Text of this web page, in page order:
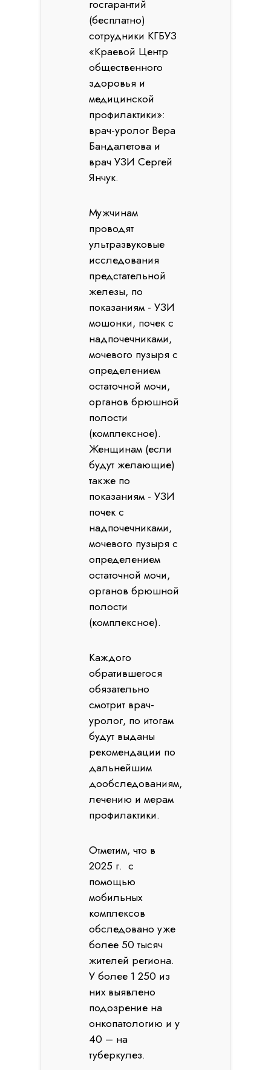
госгарантий
(бесплатно)
сотрудники КГБУЗ
«Краевой Центр
общественного
здоровья и
медицинской
профилактики»:
врач-уролог Вера
Бандалетова и
врач УЗИ Сергей
Янчук.
Мужчинам
проводят
ультразвуковые
исследования
предстательной
железы, по
показаниям - УЗИ
мошонки, почек с
надпочечниками,
мочевого пузыря с
определением
остаточной мочи,
органов брюшной
полости
(комплексное).
Женщинам (если
будут желающие)
также по
показаниям - УЗИ
почек с
надпочечниками,
мочевого пузыря с
определением
остаточной мочи,
органов брюшной
полости
(комплексное).
Каждого
обратившегося
обязательно
смотрит врач-
уролог, по итогам
будут выданы
рекомендации по
дальнейшим
дообследованиям,
лечению и мерам
профилактики.
Отметим, что в
2025 г. с
помощью
мобильных
комплексов
обследовано уже
более 50 тысяч
жителей региона.
У более 1 250 из
них выявлено
подозрение на
онкопатологию и у
40 – на
туберкулез.